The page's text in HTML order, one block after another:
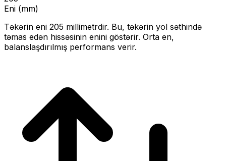
Eni (mm)
Təkərin eni 205 millimetrdir. Bu, təkərin yol səthində
təmas edən hissəsinin enini göstərir. Orta en,
balanslaşdırılmış performans verir.